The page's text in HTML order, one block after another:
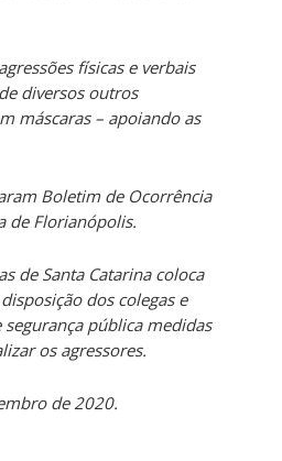
físicas e verbais
diversos outros
máscaras – apoiando as
Boletim de Ocorrência
de Florianópolis.
de Santa Catarina coloca
dos colegas e
pública medidas
os agressores.
de 2020.